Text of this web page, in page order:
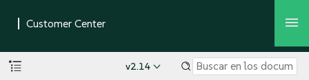
v2.14